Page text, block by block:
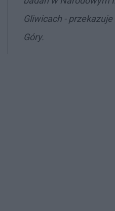
Gliwicach -
Góry.